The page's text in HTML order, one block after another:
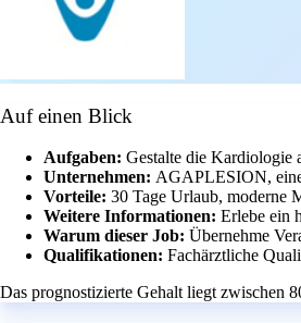
Auf einen Blick
Aufgaben: Gestalte die Kardiologie
Unternehmen: AGAPLESION,
Vorteile: 30 Tage Urlaub, moderne
Weitere Informationen: Erlebe ein
Warum dieser Job: Übernehme
Qualifikationen: Fachärztliche
Das prognostizierte Gehalt liegt zwischen